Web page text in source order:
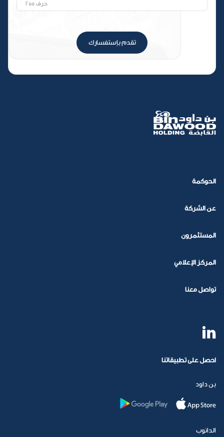
حرف 255
تقدم بإستفسارك
الحوكمة
عن الشركة
المستثمرون
المركز الإعلامي
تواصل معنا
احصل على تطبيقاتنا
بن داود
الدانوب